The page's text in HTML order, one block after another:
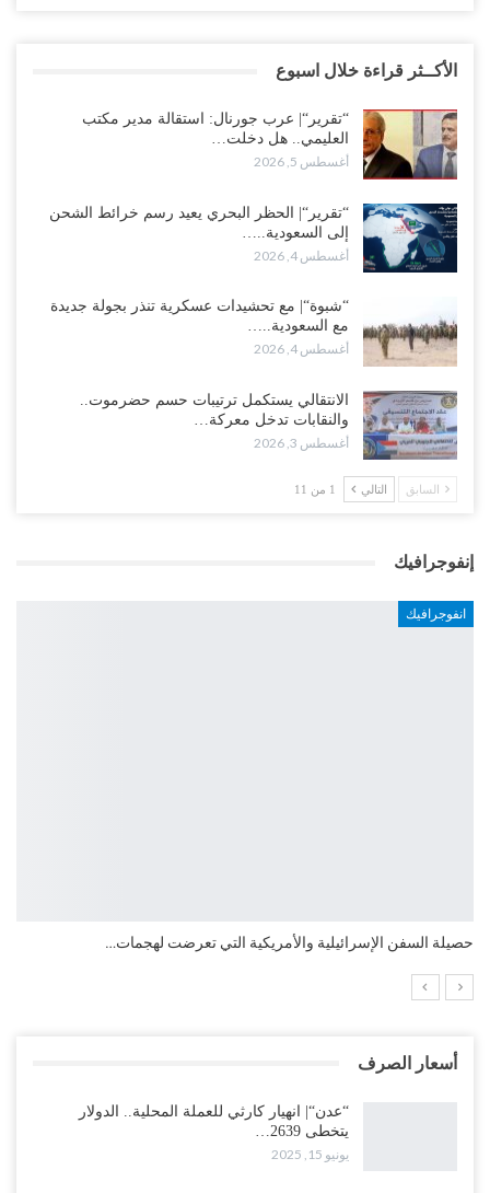
الأكــثر قراءة خلال اسبوع
“تقرير“| عرب جورنال: استقالة مدير مكتب
العليمي.. هل دخلت…
أغسطس 5, 2026
“تقرير“| الحظر البحري يعيد رسم خرائط الشحن
إلى السعودية..…
أغسطس 4, 2026
“شبوة“| مع تحشيدات عسكرية تنذر بجولة جديدة
مع السعودية..…
أغسطس 4, 2026
الانتقالي يستكمل ترتيبات حسم حضرموت..
والنقابات تدخل معركة…
أغسطس 3, 2026
السابق التالي 1 من 11
إنفوجرافيك
انفوجرافيك
التضخم السنوي لمنطقة اليورو.. “إنفوجرافيك“..!
أسعار الصرف
“عدن“| انهيار كارثي للعملة المحلية.. الدولار
يتخطى 2639…
يونيو 15, 2025